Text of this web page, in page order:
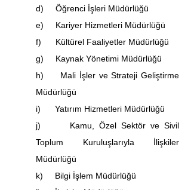
d)     Öğrenci İşleri Müdürlüğü
e)     Kariyer Hizmetleri Müdürlüğü
f)      Kültürel Faaliyetler Müdürlüğü
g)     Kaynak Yönetimi Müdürlüğü
h)     Mali İşler ve Strateji Geliştirme
Müdürlüğü
i)      Yatırım Hizmetleri Müdürlüğü
j)      Kamu, Özel Sektör ve Sivil
Toplum Kuruluşlarıyla İlişkiler
Müdürlüğü
k)     Bilgi İşlem Müdürlüğü